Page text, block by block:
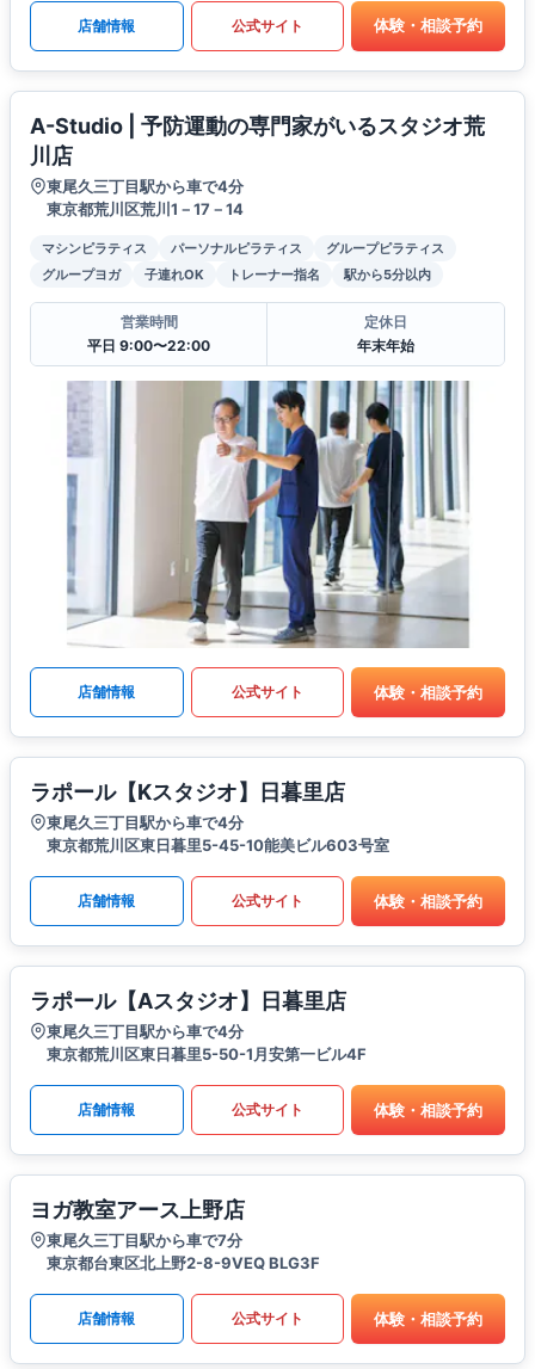
店舗情報 公式サイト 体験・相談予約
A-Studio | 予防運動の専門家がいるスタジオ荒
川店
東尾久三丁目駅から車で4分
東京都荒川区荒川1－17－14
マシンピラティス パーソナルピラティス
グループピラティス
グループヨガ
子連れOK トレーナー指名 駅から5分以内
営業時間
平日 9:00〜22:00
定休日
年末年始
店舗情報 公式サイト 体験・相談予約
ラポール【Kスタジオ】日暮里店
東尾久三丁目駅から車で4分
東京都荒川区東日暮里5-45-10能美ビル603号室
店舗情報 公式サイト 体験・相談予約
ラポール【Aスタジオ】日暮里店
東尾久三丁目駅から車で4分
東京都荒川区東日暮里5-50-1月安第一ビル4F
店舗情報 公式サイト 体験・相談予約
ヨガ教室アース上野店
東尾久三丁目駅から車で7分
東京都台東区北上野2-8-9VEQ BLG3F
店舗情報 公式サイト 体験・相談予約